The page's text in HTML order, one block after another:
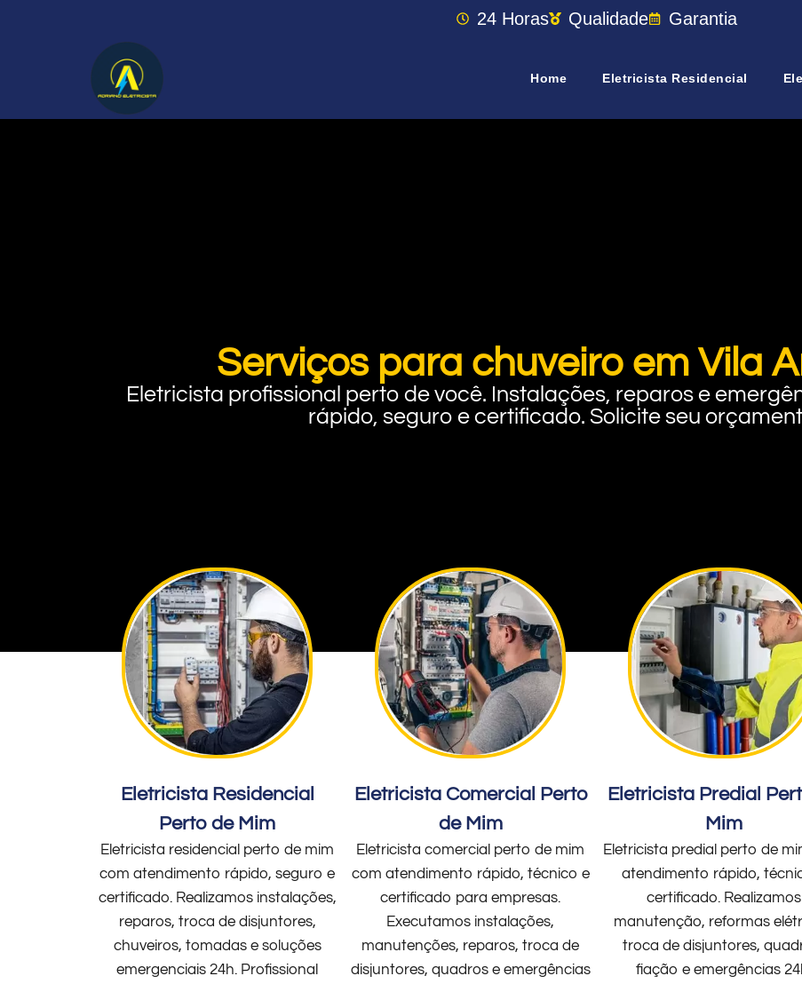
24 Horas Qualidade Garantia
Home Eletricista Residencial
Serviços para chuveiro em Vila
Eletricista profissional perto de você. Instalações, reparos e
rápido, seguro e certificado. Solicite seu
Eletricista Residencial
Perto de Mim
Eletricista residencial perto de mim
com atendimento rápido, seguro e
certificado. Realizamos instalações,
reparos, troca de disjuntores,
chuveiros, tomadas e soluções
emergenciais 24h. Profissional
Eletricista Comercial Perto
de Mim
Eletricista comercial perto de mim
com atendimento rápido, técnico e
certificado para empresas.
Executamos instalações,
manutenções, reparos, troca de
disjuntores, quadros e emergências
Eletricista Predial
Mim
Eletricista predial perto de
atendimento rápido,
certificado. Realizamos
manutenção, reformas
troca de disjuntores,
fiação e emergências